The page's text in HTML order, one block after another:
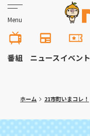
Menu
番組 ニュースイベント
ホーム 21市町いまコレ！